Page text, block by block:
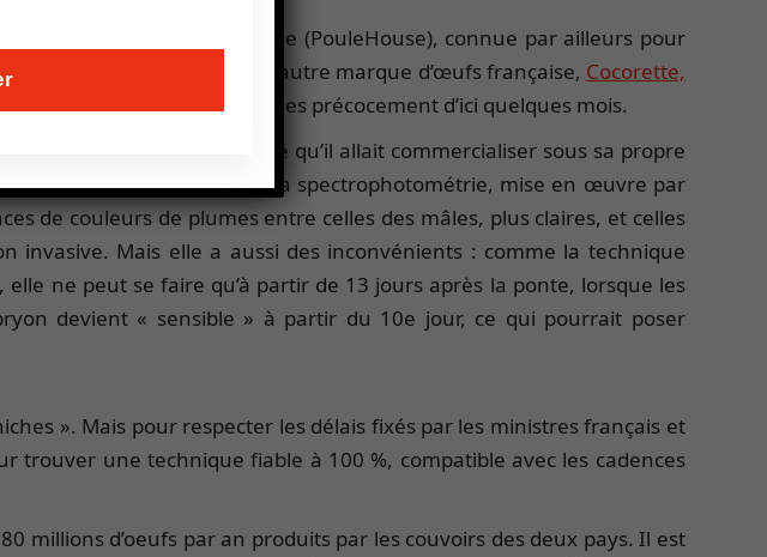
marque très haut de gamme (PouleHouse), connue par ailleurs pour
carrière de pondeuse. Une autre marque d’œufs française, Cocorette,
par des poules sexées précocement d’ici quelques mois.
Carrefour a annoncé qu’il allait commercialiser sous sa propre
qui sera utilisée, la spectrophotométrie, mise en œuvre par
de couleurs de plumes entre celles des mâles, plus claires, et celles
invasive. Mais elle a aussi des inconvénients : comme la technique
ne peut se faire qu’à partir de 13 jours après la ponte, lorsque les
devient « sensible » à partir du 10e jour, ce qui pourrait poser
». Mais pour respecter les délais fixés par les ministres français et
trouver une technique fiable à 100 %, compatible avec les cadences
millions d’oeufs par an produits par les couvoirs des deux pays. Il est